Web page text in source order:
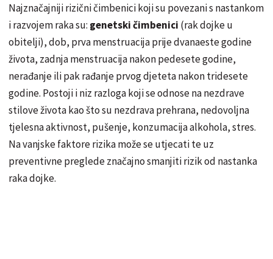
Najznačajniji rizični čimbenici koji su povezani s nastankom
i razvojem raka su: genetski čimbenici (rak dojke u
obitelji), dob, prva menstruacija prije dvanaeste godine
života, zadnja menstruacija nakon pedesete godine,
nerađanje ili pak rađanje prvog djeteta nakon tridesete
godine. Postoji i niz razloga koji se odnose na nezdrave
stilove životakao što su nezdrava prehrana, nedovoljna
tjelesna aktivnost, pušenje, konzumacija alkohola, stres.
Na vanjske faktore rizika može se utjecati te uz
preventivne preglede značajno smanjiti rizik od nastanka
raka dojke.